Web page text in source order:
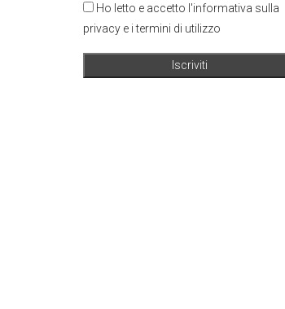
Ho letto e accetto l'informativa sulla
privacy e i termini di utilizzo